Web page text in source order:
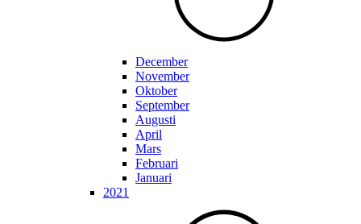
December
November
Oktober
September
Augusti
April
Mars
Februari
Januari
2021